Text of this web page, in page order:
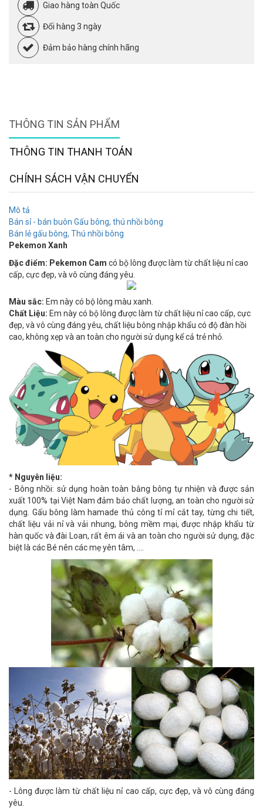
Giao hàng toàn Quốc
Đổi hàng 3 ngày
Đảm bảo hàng chính hãng
THÔNG TIN SẢN PHẨM
THÔNG TIN THANH TOÁN
CHÍNH SÁCH VẬN CHUYỂN
Mô tả
Bán sỉ - bán buôn Gấu bông, thú nhồi bông
Bán lẻ gấu bông, Thú nhồi bông
Pekemon Xanh
Đặc điểm: Pekemon Cam có bộ lông được làm từ chất liệu nỉ cao
cấp, cực đẹp, và vô cùng đáng yêu.​
Màu sắc: Em này có bộ lông màu xanh.
Chất Liệu: Em này có bộ lông được làm từ chất liệu nỉ cao cấp, cực
đẹp, và vô cùng đáng yêu, chất liệu bông nhập khẩu có độ đàn hồi
cao, không xẹp và an toàn cho người sử dụng kể cả trẻ nhỏ.
* Nguyên liệu:
- Bông nhồi: sử dụng hoàn toàn bằng bông tự nhiện và được sản
xuất 100% tại Việt Nam đảm bảo chất lượng, an toàn cho người sử
dụng. Gấu bông làm hamade thủ công tỉ mỉ cắt tay, từng chi tiết,
chất liệu vải nỉ và vải nhung, bông mềm mại, được nhập khẩu từ
hàn quốc và đài Loan, rất êm ái và an toàn cho người sử dụng, đặc
biệt là các Bé nên các mẹ yên tâm, ....
- Lông được làm từ chất liệu nỉ cao cấp, cực đẹp, và vô cùng đáng
yêu.